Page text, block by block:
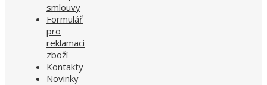
smlouvy
Formulář
pro
reklamaci
zboží
Kontakty
Novinky